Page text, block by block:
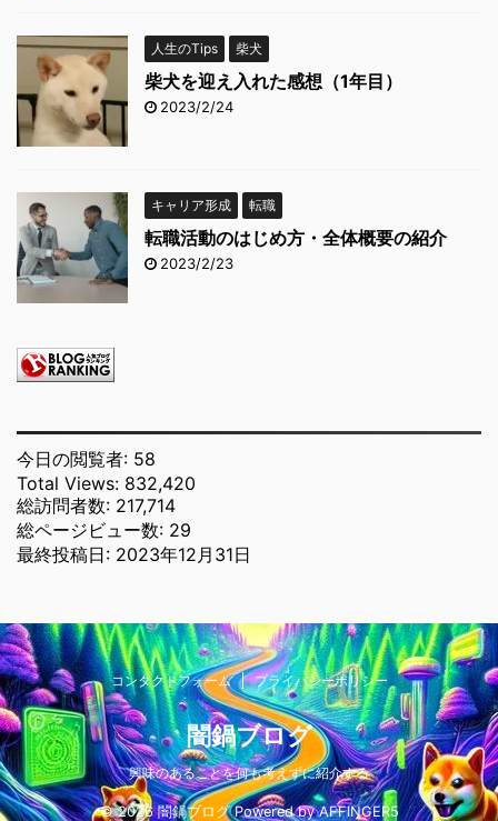
人生のTips 柴犬
柴犬を迎え入れた感想（1年目）
2023/2/24
キャリア形成 転職
転職活動のはじめ方・全体概要の紹介
2023/2/23
今日の閲覧者: 58
Total Views: 832,420
総訪問者数: 217,714
総ページビュー数: 29
最終投稿日: 2023年12月31日
コンタクトフォーム プライバシーポリシー
闇鍋ブログ
興味のあることを何も考えずに紹介する
© 2026 闇鍋ブログ Powered byAFFINGER5